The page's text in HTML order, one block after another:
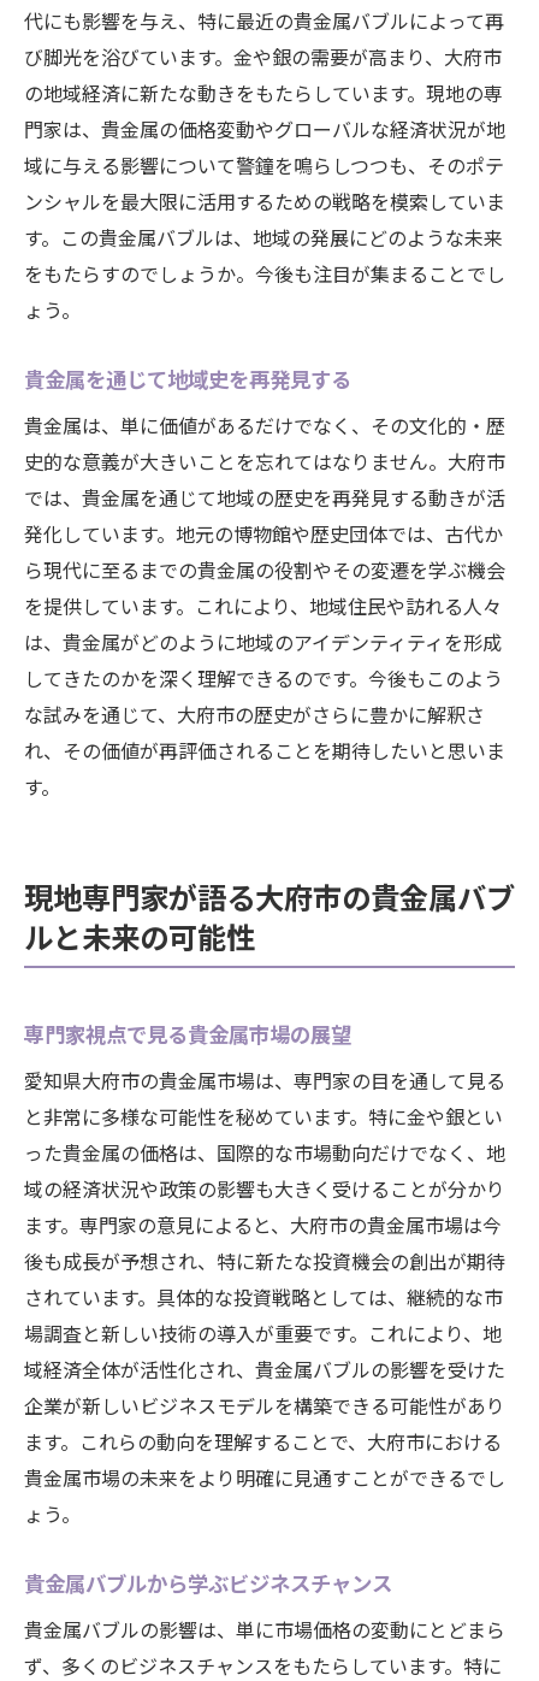
代にも影響を与え、特に最近の貴金属バブルによって再
び脚光を浴びています。金や銀の需要が高まり、大府市
の地域経済に新たな動きをもたらしています。現地の専
門家は、貴金属の価格変動やグローバルな経済状況が地
域に与える影響について警鐘を鳴らしつつも、そのポテ
ンシャルを最大限に活用するための戦略を模索していま
す。この貴金属バブルは、地域の発展にどのような未来
をもたらすのでしょうか。今後も注目が集まることでし
ょう。
貴金属を通じて地域史を再発見する
貴金属は、単に価値があるだけでなく、その文化的・歴
史的な意義が大きいことを忘れてはなりません。大府市
では、貴金属を通じて地域の歴史を再発見する動きが活
発化しています。地元の博物館や歴史団体では、古代か
ら現代に至るまでの貴金属の役割やその変遷を学ぶ機会
を提供しています。これにより、地域住民や訪れる人々
は、貴金属がどのように地域のアイデンティティを形成
してきたのかを深く理解できるのです。今後もこのよう
な試みを通じて、大府市の歴史がさらに豊かに解釈さ
れ、その価値が再評価されることを期待したいと思いま
す。
現地専門家が語る大府市の貴金属バブ
ルと未来の可能性
専門家視点で見る貴金属市場の展望
愛知県大府市の貴金属市場は、専門家の目を通して見る
と非常に多様な可能性を秘めています。特に金や銀とい
った貴金属の価格は、国際的な市場動向だけでなく、地
域の経済状況や政策の影響も大きく受けることが分かり
ます。専門家の意見によると、大府市の貴金属市場は今
後も成長が予想され、特に新たな投資機会の創出が期待
されています。具体的な投資戦略としては、継続的な市
場調査と新しい技術の導入が重要です。これにより、地
域経済全体が活性化され、貴金属バブルの影響を受けた
企業が新しいビジネスモデルを構築できる可能性があり
ます。これらの動向を理解することで、大府市における
貴金属市場の未来をより明確に見通すことができるでし
ょう。
貴金属バブルから学ぶビジネスチャンス
貴金属バブルの影響は、単に市場価格の変動にとどまら
ず、多くのビジネスチャンスをもたらしています。特に